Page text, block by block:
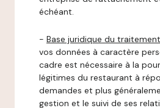
échéant.
- Base juridique du
vos données à caractère
cadre est nécessaire à la
légitimes du restaurant à
demandes et plus
gestion et le suivi de ses